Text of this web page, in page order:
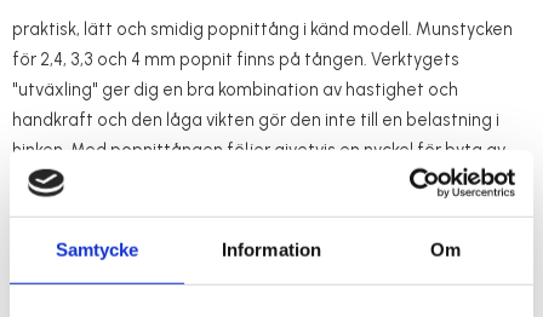
Samtycke Information Om
praktisk, lätt och smidig popnittång i känd modell. Munstycken
för 2,4, 3,3 och 4 mm popnit finns på tången. Verktygets
"utväxling" ger dig en bra kombination av hastighet och
handkraft och den låga vikten gör den inte till en belastning i
hinken. Med popnittången följer givetvis en nyckel för byta av
munstycke, all-in-one! Plastklädda skänklar ger god komfort och
Längd: 230 mm
Vikt: 600 g